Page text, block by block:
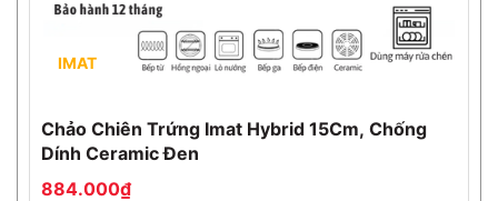
IMAT
Chảo Chiên Trứng Imat Hybrid 15Cm, Chống
Dính Ceramic Đen
884.000₫